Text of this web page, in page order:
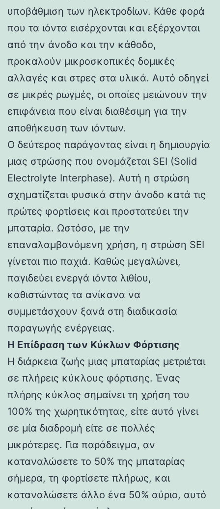
υποβάθμιση των ηλεκτροδίων. Κάθε φορά
που τα ιόντα εισέρχονται και εξέρχονται
από την άνοδο και την κάθοδο,
προκαλούν μικροσκοπικές δομικές
αλλαγές και στρες στα υλικά. Αυτό οδηγεί
σε μικρές ρωγμές, οι οποίες μειώνουν την
επιφάνεια που είναι διαθέσιμη για την
αποθήκευση των ιόντων.
Ο δεύτερος παράγοντας είναι η δημιουργία
μιας στρώσης που ονομάζεται SEI (Solid
Electrolyte Interphase). Αυτή η στρώση
σχηματίζεται φυσικά στην άνοδο κατά τις
πρώτες φορτίσεις και προστατεύει την
μπαταρία. Ωστόσο, με την
επαναλαμβανόμενη χρήση, η στρώση SEI
γίνεται πιο παχιά. Καθώς μεγαλώνει,
παγιδεύει ενεργά ιόντα λιθίου,
καθιστώντας τα ανίκανα να
συμμετάσχουν ξανά στη διαδικασία
παραγωγής ενέργειας.
Η Επίδραση των Κύκλων Φόρτισης
Η διάρκεια ζωής μιας μπαταρίας μετριέται
σε πλήρεις κύκλους φόρτισης. Ένας
πλήρης κύκλος σημαίνει τη χρήση του
100% της χωρητικότητας, είτε αυτό γίνει
σε μία διαδρομή είτε σε πολλές
μικρότερες. Για παράδειγμα, αν
καταναλώσετε το 50% της μπαταρίας
σήμερα, τη φορτίσετε πλήρως, και
καταναλώσετε άλλο ένα 50% αύριο, αυτό